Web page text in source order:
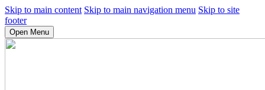
Skip to main content Skip to main navigation menu Skip to site
footer
Open Menu